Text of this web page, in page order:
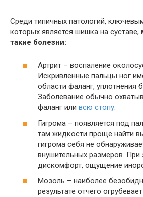
Среди типичных патологий,
которых является шишка на суставе,
такие болезни:
Артрит – воспаление
Искривленные пальцы ног
области фаланг, уплотнения
Заболевание обычно
фаланг или всю стопу.
Гигрома – появляется под
там жидкости проще найти
гигрома себя не
внушительных размеров.
дискомфорт, ощущение
Мозоль – наиболее
результате отчего